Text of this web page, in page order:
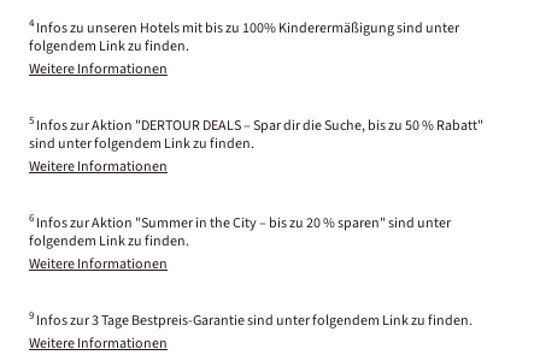
4 Infos zu unseren Hotels mit bis zu 100% Kinderermäßigung sind unter
folgendem Link zu finden.
Weitere Informationen
5 Infos zur Aktion "DERTOUR DEALS – Spar dir die Suche, bis zu 50 % Rabatt"
sind unter folgendem Link zu finden.
Weitere Informationen
6 Infos zur Aktion "Summer in the City – bis zu 20 % sparen" sind unter
folgendem Link zu finden.
Weitere Informationen
9 Infos zur 3 Tage Bestpreis-Garantie sind unter folgendem Link zu finden.
Weitere Informationen